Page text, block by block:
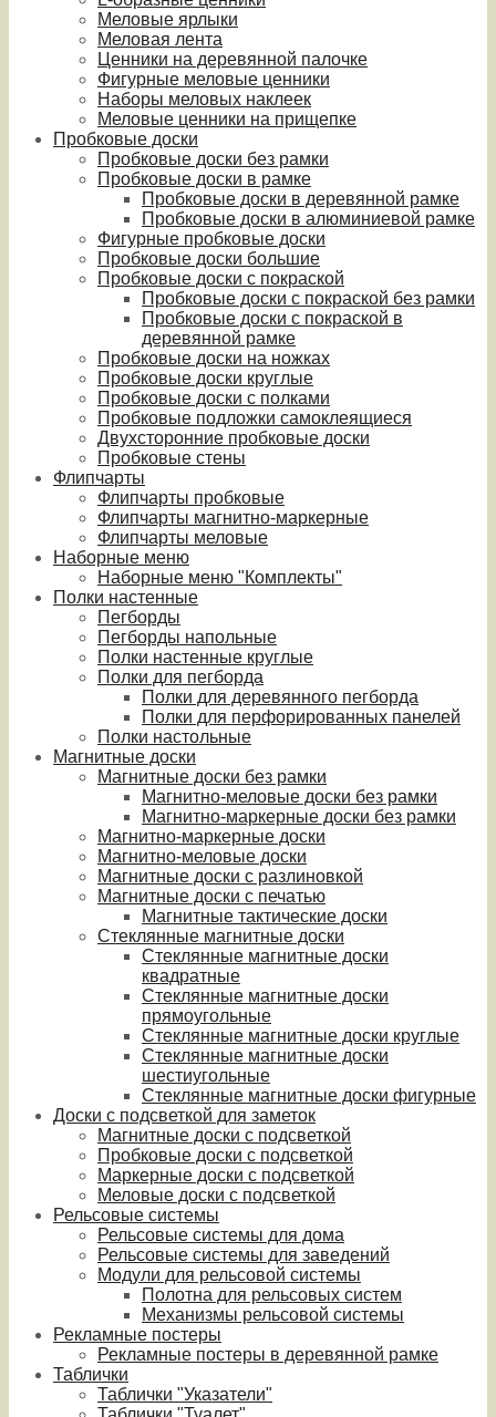
Меловые ярлыки
Меловая лента
Ценники на деревянной палочке
Фигурные меловые ценники
Наборы меловых наклеек
Меловые ценники на прищепке
Пробковые доски
Пробковые доски без рамки
Пробковые доски в рамке
Пробковые доски в деревянной рамке
Пробковые доски в алюминиевой рамке
Фигурные пробковые доски
Пробковые доски большие
Пробковые доски с покраской
Пробковые доски с покраской без рамки
Пробковые доски с покраской в
деревянной рамке
Пробковые доски на ножках
Пробковые доски круглые
Пробковые доски с полками
Пробковые подложки самоклеящиеся
Двухсторонние пробковые доски
Пробковые стены
Флипчарты
Флипчарты пробковые
Флипчарты магнитно-маркерные
Флипчарты меловые
Наборные меню
Наборные меню "Комплекты"
Полки настенные
Пегборды
Пегборды напольные
Полки настенные круглые
Полки для пегборда
Полки для деревянного пегборда
Полки для перфорированных панелей
Полки настольные
Магнитные доски
Магнитные доски без рамки
Магнитно-меловые доски без рамки
Магнитно-маркерные доски без рамки
Магнитно-маркерные доски
Магнитно-меловые доски
Магнитные доски с разлиновкой
Магнитные доски с печатью
Магнитные тактические доски
Стеклянные магнитные доски
Стеклянные магнитные доски
квадратные
Стеклянные магнитные доски
прямоугольные
Стеклянные магнитные доски круглые
Стеклянные магнитные доски
шестиугольные
Стеклянные магнитные доски фигурные
Доски с подсветкой для заметок
Магнитные доски с подсветкой
Пробковые доски с подсветкой
Маркерные доски с подсветкой
Меловые доски с подсветкой
Рельсовые системы
Рельсовые системы для дома
Рельсовые системы для заведений
Модули для рельсовой системы
Полотна для рельсовых систем
Механизмы рельсовой системы
Рекламные постеры
Рекламные постеры в деревянной рамке
Таблички
Таблички "Указатели"